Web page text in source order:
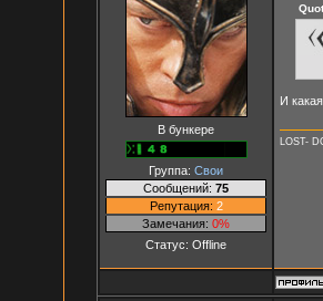
В бункере
Группа: Свои
Сообщений: 75
Репутация: 2
Замечания: 0%
Статус: Offline
И
LOST-